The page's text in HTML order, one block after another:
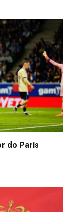
do Paris